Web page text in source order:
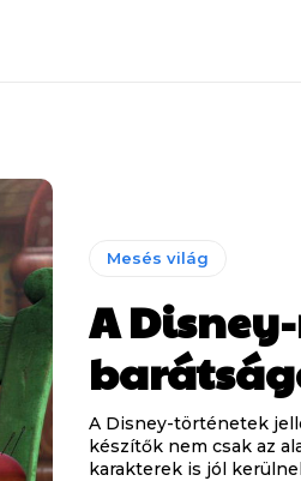
Mesés világ
A
A Disney-történetek
készítők nem csak az
karakterek is jól